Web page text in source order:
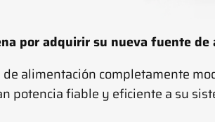
por adquirir su nueva fuente de
alimentación completamente
potencia fiable y eficiente a su